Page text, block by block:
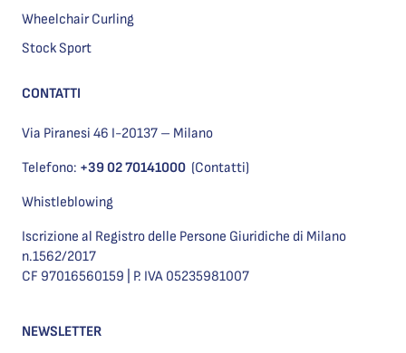
Wheelchair Curling
Stock Sport
CONTATTI
Via Piranesi 46 I-20137 – Milano
Telefono: +39 02 70141000 (Contatti)
Whistleblowing
Iscrizione al Registro delle Persone Giuridiche di Milano
n.1562/2017
CF 97016560159 | P. IVA 05235981007
NEWSLETTER